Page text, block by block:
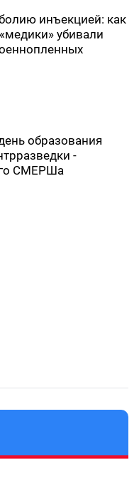
инъекцией: как
убивали
образования
-
СМЕРШа